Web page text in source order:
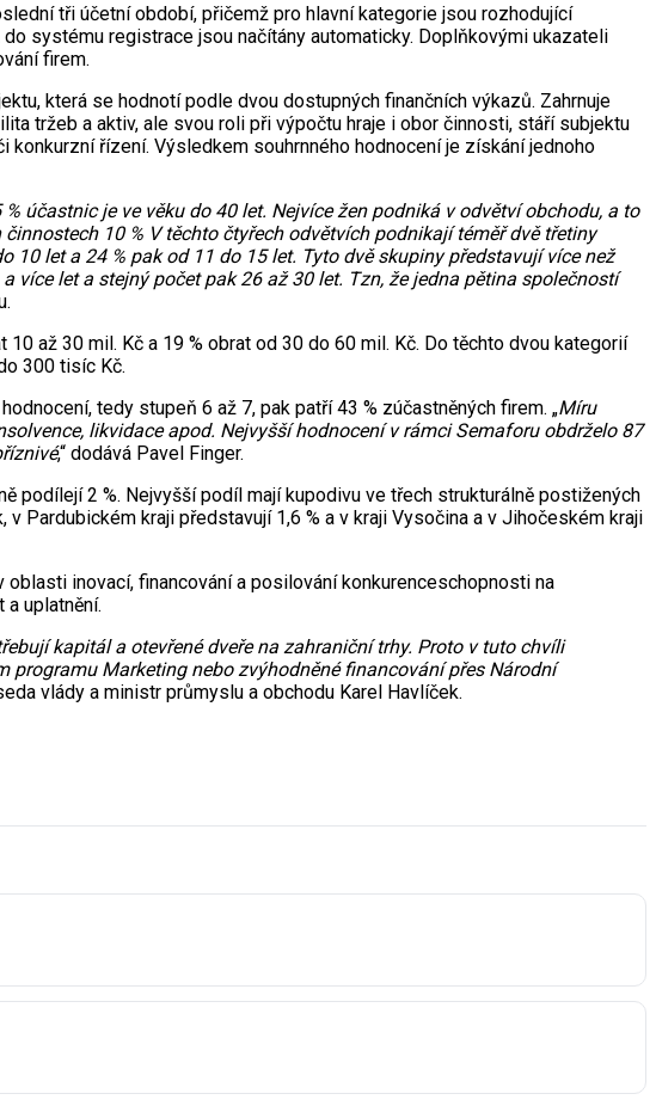
tři účetní období, přičemž pro hlavní kategorie jsou rozhodující
systému registrace jsou načítány automaticky. Doplňkovými ukazateli
firem.
která se hodnotí podle dvou dostupných finančních výkazů. Zahrnuje
tržeb a aktiv, ale svou roli při výpočtu hraje i obor činnosti, stáří subjektu
řízení. Výsledkem souhrnného hodnocení je získání jednoho
účastnic je ve věku do 40 let. Nejvíce žen podniká v odvětví obchodu, a to
10 % V těchto čtyřech odvětvích podnikají téměř dvě třetiny
let a 24 % pak od 11 do 15 let. Tyto dvě skupiny představují více než
let a stejný počet pak 26 až 30 let. Tzn, že jedna pětina společností
až 30 mil. Kč a 19 % obrat od 30 do 60 mil. Kč. Do těchto dvou kategorií
300 tisíc Kč.
tedy stupeň 6 až 7, pak patří 43 % zúčastněných firem. „Míru
likvidace apod. Nejvyšší hodnocení v rámci Semaforu obdrželo 87
,“ dodává Pavel Finger.
podílejí 2 %. Nejvyšší podíl mají kupodivu ve třech strukturálně postižených
Pardubickém kraji představují 1,6 % a v kraji Vysočina a v Jihočeském kraji
inovací, financování a posilování konkurenceschopnosti na
uplatnění.
kapitál a otevřené dveře na zahraniční trhy. Proto v tuto chvíli
Marketing nebo zvýhodněné financování přes Národní
vlády a ministr průmyslu a obchodu Karel Havlíček.